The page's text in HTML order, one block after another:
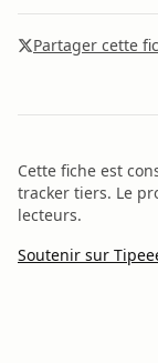
Partager cette
Cette fiche est
tracker tiers. Le
lecteurs.
Soutenir sur